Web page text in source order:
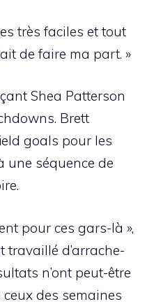
très faciles et tout
de faire ma part. »
Shea Patterson
Brett
goals pour les
une séquence de
pour ces gars-là »,
travaillé d’arrache-
n’ont peut-être
des semaines